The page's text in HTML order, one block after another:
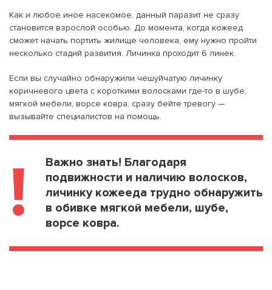
Как и любое иное насекомое, данный паразит не сразу
становится взрослой особью. До момента, когда кожеед
сможет начать портить жилище человека, ему нужно пройти
несколько стадий развития. Личинка проходит 6 линек.
Если вы случайно обнаружили чешуйчатую личинку
коричневого цвета с короткими волосками где-то в шубе,
мягкой мебели, ворсе ковра, сразу бейте тревогу —
вызывайте специалистов на помощь.
!
Важно знать! Благодаря
подвижности и наличию волосков,
личинку кожееда трудно обнаружить
в обивке мягкой мебели, шубе,
ворсе ковра.